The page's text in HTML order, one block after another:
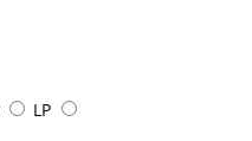
LP